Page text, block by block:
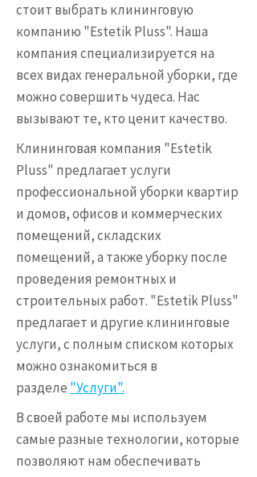
стоит выбрать клининговую
компанию "Estetik Pluss". Наша
компания специализируется на
всех видах генеральной уборки, где
можно совершить чудеса. Нас
вызывают те, кто ценит качество.
Клининговая компания "Estetik
Pluss" предлагает услуги
профессиональной уборки квартир
и домов, офисов и коммерческих
помещений, складских
помещений, а также уборку после
проведения ремонтных и
строительных работ. "Estetik Pluss"
предлагает и другие клининговые
услуги, с полным списком которых
можно ознакомиться в
разделе "Услуги".
В своей работе мы используем
самые разные технологии, которые
позволяют нам обеспечивать